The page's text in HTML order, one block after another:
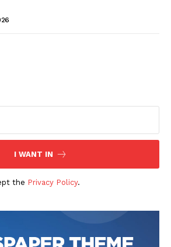
I WANT IN
the Privacy Policy.